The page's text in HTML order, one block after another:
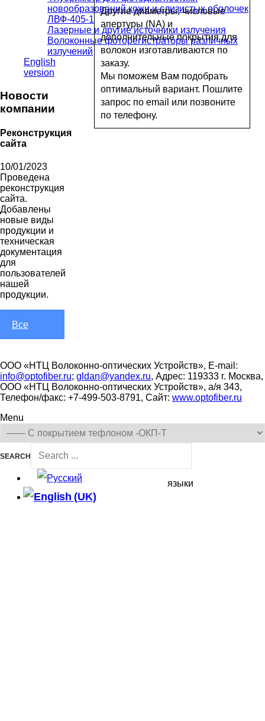
Другие диаметры, числовые
апертуры (NA) и
дополнительные покрытия для
волокон изготавливаются по
заказу.
Мы поможем Вам подобрать
оптимальный вариант. Пошлите
запрос по email или позвоните
по телефону.
новообразований кожи и слизистых оболочек
ЛВФ-405-1
Лазерные и другие источники излучения
Волоконные фоторегистраторы различных
излучений
English
version
Новости
компании
Реконструкция
сайта
10/01/2023
Проведена
реконструкция
сайта.
Добавлены
новые виды
продукции и
техническая
документация
для
пользователей
нашей
продукции.
Все
ООО «НТЦ Волоконно-оптических Устройств», E-mail:
info@optofiber.ru; gldan@yandex.ru, Адрес: 119333 г. Москва,
ООО «НТЦ Волоконно-оптических Устройств», а/я 343,
Телефон/факс: +7-499-503-8791, Сайт: www.optofiber.ru
Menu
SEARCH
языки